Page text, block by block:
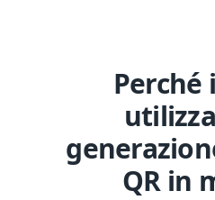
Perché
QR in